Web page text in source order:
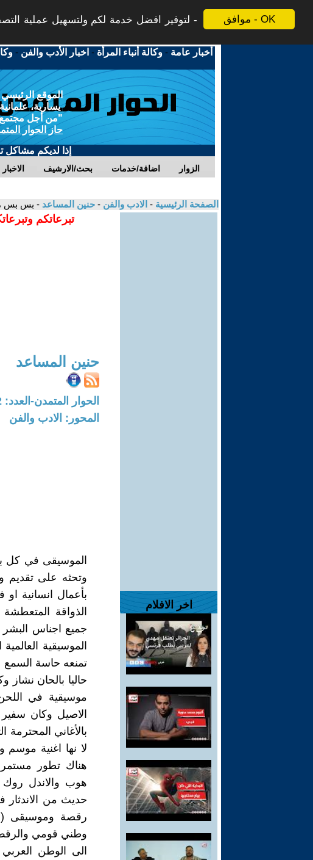
موافق - OK
لتوفير افضل خدمة لكم ولتسهيل عملية
أخبار عامة -وكالة أنباء المرأة - اخبار الأدب والفن -
الموقع
يسارية،
"من أجل مجتمع
حاز الحوار
إذا لديكم مشاكل
الاخبار بحث/الارشيف اضافة/خدمات الزوار
الصفحة الرئيسية - الادب والفن - حنين المساعد - بس بس
اخر الافلام
تبرعاتكم
حنين المساعد
الحوار المتمدن-العدد: 3872 - 2012 / 10 / 6 - 11:29
المحور: الادب والفن
الموسيقى في كل
وتحثه على تقديم
بأعمال انسانية
الذواقة
جميع اجناس البشر
الموسيقية
تمنعه حاسة السمع
حاليا بالحان
موسيقية في اللحن
الاصيل وكان
بالأغاني
لا نها اغنية
هناك تطور مستمر
هوب والاندل
حديث من الاندثار
رقصة وموسيقى
وطني قومي والرقص
الى الوطن